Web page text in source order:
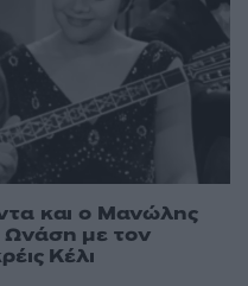
και ο Μανώλης
Ωνάση με τον
Κέλι